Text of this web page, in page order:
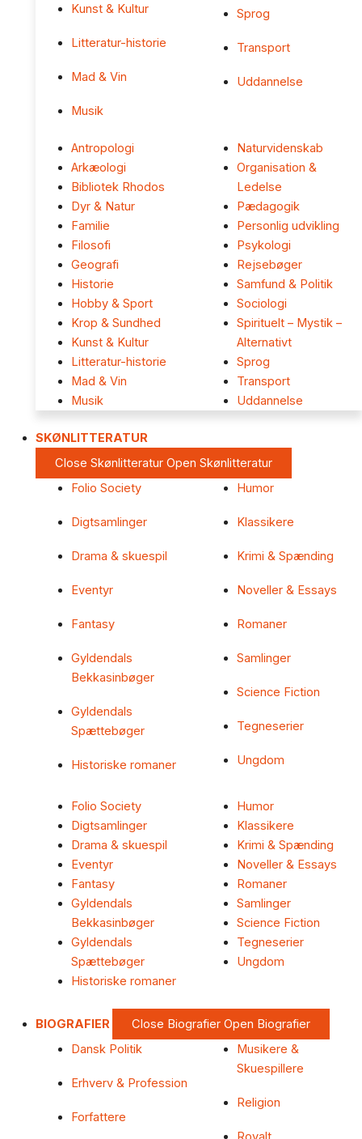
Kunst & Kultur
Litteratur-historie
Mad & Vin
Musik
Sprog
Transport
Uddannelse
Antropologi
Arkæologi
Bibliotek Rhodos
Dyr & Natur
Familie
Filosofi
Geografi
Historie
Hobby & Sport
Krop & Sundhed
Kunst & Kultur
Litteratur-historie
Mad & Vin
Musik
Naturvidenskab
Organisation &
Ledelse
Pædagogik
Personlig udvikling
Psykologi
Rejsebøger
Samfund & Politik
Sociologi
Spirituelt – Mystik –
Alternativt
Sprog
Transport
Uddannelse
SKØNLITTERATUR
Close Skønlitteratur Open Skønlitteratur
Folio Society
Digtsamlinger
Drama & skuespil
Eventyr
Fantasy
Gyldendals
Bekkasinbøger
Gyldendals
Spættebøger
Historiske romaner
Humor
Klassikere
Krimi & Spænding
Noveller & Essays
Romaner
Samlinger
Science Fiction
Tegneserier
Ungdom
Folio Society
Digtsamlinger
Drama & skuespil
Eventyr
Fantasy
Gyldendals
Bekkasinbøger
Gyldendals
Spættebøger
Historiske romaner
Humor
Klassikere
Krimi & Spænding
Noveller & Essays
Romaner
Samlinger
Science Fiction
Tegneserier
Ungdom
BIOGRAFIER Close Biografier Open Biografier
Dansk Politik
Erhverv & Profession
Forfattere
Musikere &
Skuespillere
Religion